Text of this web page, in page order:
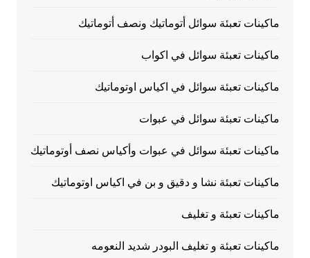
ماكينات تعبئة سوائل أتوماتيك ونصف أتوماتيك
ماكينات تعبئة سوائل في اكواب
ماكينات تعبئة سوائل في اكياس اوتوماتيك
ماكينات تعبئة سوائل في عبوات
ماكينات تعبئة سوائل في عبوات وأكياس نصف أوتوماتيك
ماكينات تعبئة نشا و دقيق و بن في اكياس اوتوماتيك
ماكينات تعبئة و تغليف
ماكينات تعبئة و تغليف البودر شديد النعومه